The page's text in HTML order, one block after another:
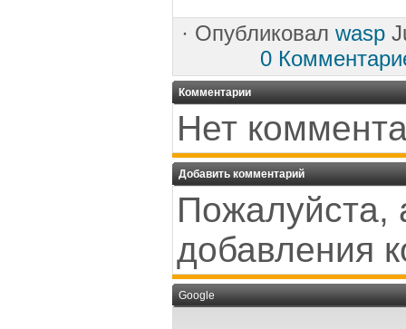
· Опубликовал wasp
0
Комментарии
Нет
Добавить комментарий
Пожалуйста,
добавления
Google